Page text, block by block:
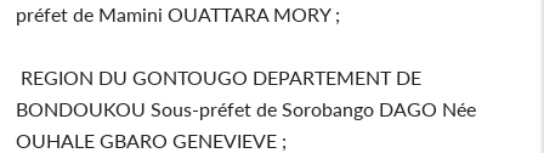
préfet de Mamini OUATTARA MORY ;
REGION DU GONTOUGO DEPARTEMENT DE
BONDOUKOU Sous-préfet de Sorobango DAGO Née
OUHALE GBARO GENEVIEVE ;